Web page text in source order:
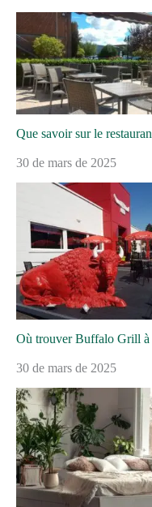
Que savoir sur le
30 de mars de 2025
Où trouver Buffalo Grill à
30 de mars de 2025